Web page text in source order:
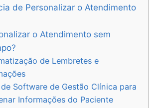
de Personalizar o Atendimento
o Atendimento sem
de Lembretes e
Software de Gestão Clínica para
Informações do Paciente